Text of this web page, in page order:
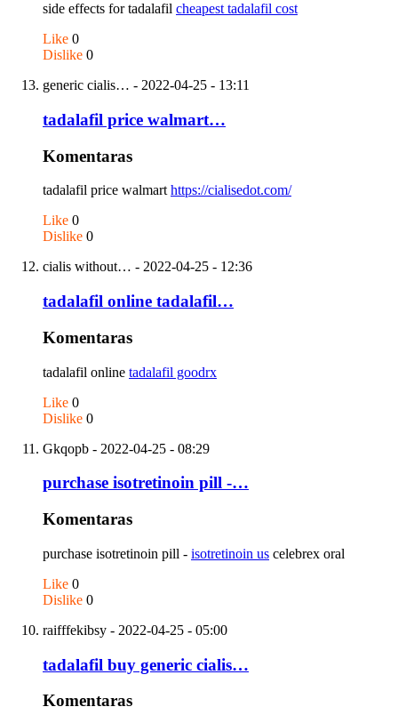
side effects for tadalafil cheapest tadalafil cost
Like 0
Dislike 0
generic cialis… - 2022-04-25 - 13:11
tadalafil price walmart…
Komentaras
tadalafil price walmarthttps://cialisedot.com/
Like 0
Dislike 0
cialis without… - 2022-04-25 - 12:36
tadalafil online tadalafil…
Komentaras
tadalafil online tadalafil goodrx
Like 0
Dislike 0
Gkqopb - 2022-04-25 - 08:29
purchase isotretinoin pill -…
Komentaras
purchase isotretinoin pill - isotretinoin us celebrex oral
Like 0
Dislike 0
raifffekibsy - 2022-04-25 - 05:00
tadalafil buy generic cialis…
Komentaras